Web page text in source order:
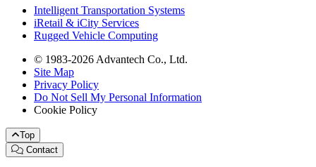
Intelligent Transportation Systems
iRetail & iCity Services
Rugged Vehicle Computing
© 1983-2026 Advantech Co., Ltd.
Site Map
Privacy Policy
Do Not Sell My Personal Information
Cookie Policy
Top
Contact